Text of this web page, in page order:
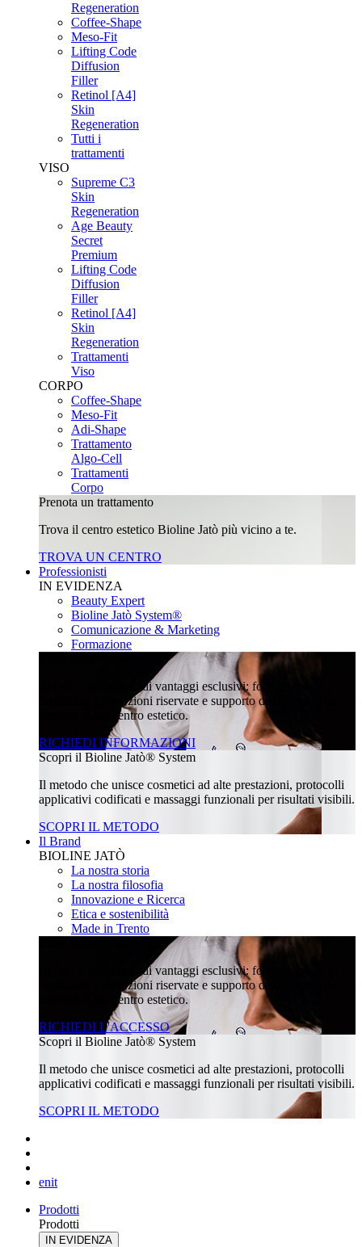
Regeneration
Coffee-Shape
Meso-Fit
Lifting Code
Diffusion
Filler
Retinol [A4]
Skin
Regeneration
Tutti i
trattamenti
VISO
Supreme C3
Skin
Regeneration
Age Beauty
Secret
Premium
Lifting Code
Diffusion
Filler
Retinol [A4]
Skin
Regeneration
Trattamenti
Viso
CORPO
Coffee-Shape
Meso-Fit
Adi-Shape
Trattamento
Algo-Cell
Trattamenti
Corpo
Prenota un trattamento
Trova il centro estetico Bioline Jatò più vicino a te.
TROVA UN CENTRO
Professionisti
IN EVIDENZA
Beauty Expert
Bioline Jatò System®
Comunicazione & Marketing
Formazione
Accedi a un mondo di vantaggi esclusivi: formazione
certificata, promozioni riservate e supporto dedicato per far
crescere il tuo centro estetico.
RICHIEDI INFORMAZIONI
Scopri il Bioline Jatò® System
Il metodo che unisce cosmetici ad alte prestazioni, protocolli
applicativi codificati e massaggi funzionali per risultati visibili.
SCOPRI IL METODO
Il Brand
BIOLINE JATÒ
La nostra storia
La nostra filosofia
Innovazione e Ricerca
Etica e sostenibilità
Made in Trento
Accedi a un mondo di vantaggi esclusivi: formazione
certificata, promozioni riservate e supporto dedicato per far
crescere il tuo centro estetico.
RICHIEDI L'ACCESSO
Scopri il Bioline Jatò® System
Il metodo che unisce cosmetici ad alte prestazioni, protocolli
applicativi codificati e massaggi funzionali per risultati visibili.
SCOPRI IL METODO
enit
Prodotti
Prodotti
IN EVIDENZA